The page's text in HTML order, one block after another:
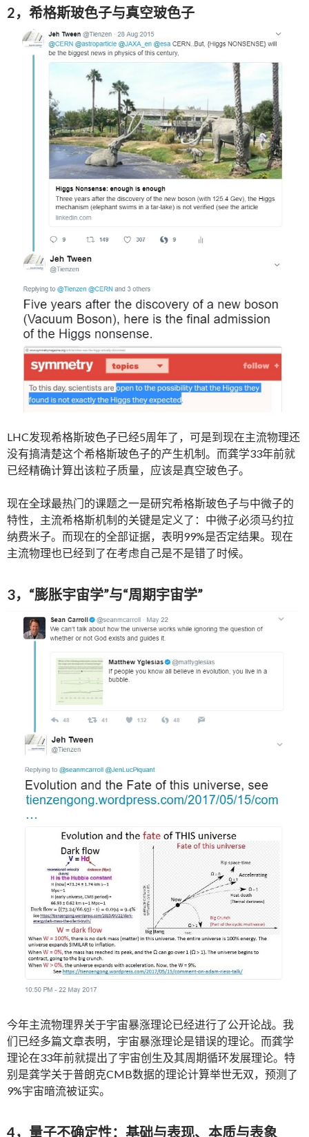
2，希格斯玻色子与真空玻色子
LHC发现希格斯玻色子已经5周年了，可是到现在主流物理还
没有搞清楚这个希格斯玻色子的产生机制。而龚学33年前就
已经精确计算出该粒子质量，应该是真空玻色子。
现在全球最热门的课题之一是研究希格斯玻色子与中微子的
特性，主流希格斯机制的关键是定义了：中微子必须马约拉
纳费米子。而现在的全部证据，表明99%是否定结果。现在
主流物理也已经到了在考虑自己是不是错了时候。
3，“膨胀宇宙学”与“周期宇宙学”
今年主流物理界关于宇宙暴涨理论已经进行了公开论战。我
们已经多篇文章表明，宇宙暴涨理论是错误的理论。而龚学
理论在33年前就提出了宇宙创生及其周期循环发展理论。特
别是龚学关于普朗克CMB数据的理论计算举世无双，预测了
9%宇宙暗流被证实。
4，量子不确定性：基础与表现、本质与表象